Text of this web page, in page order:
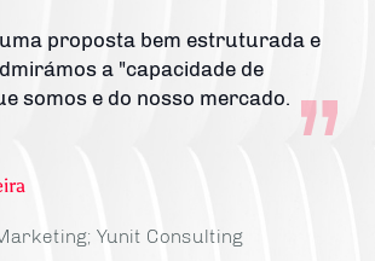
proposta bem estruturada e
a "capacidade de
somos e do nosso mercado.
Yunit Consulting